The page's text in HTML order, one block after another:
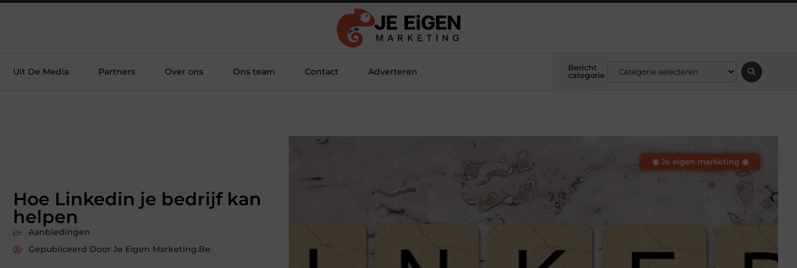
Uit De Media Partners Over ons Ons team Contact Adverteren
Bericht
categorie
Hoe Linkedin je bedrijf kan
helpen
Aanbiedingen
Gepubliceerd Door Je Eigen Marketing.be
◉ Je eigen marketing ◉